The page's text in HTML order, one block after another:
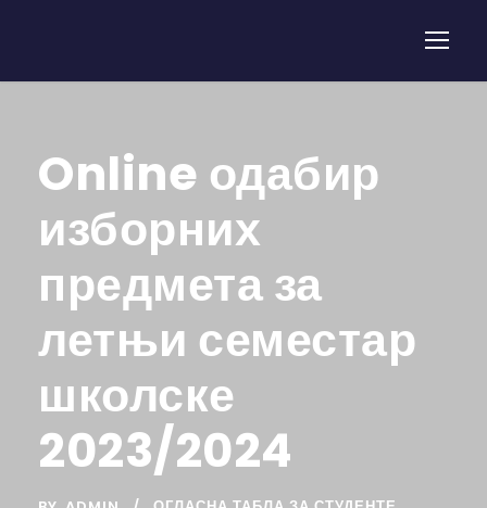
Online одабир
изборних
предмета за
летњи семестар
школске
2023/2024